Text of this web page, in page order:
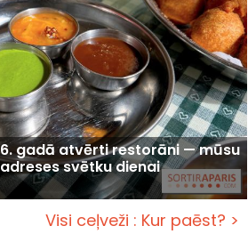
gadā atvērti restorāni — mūsu
svētku dienai
Visi ceļveži : Kur paēst? >